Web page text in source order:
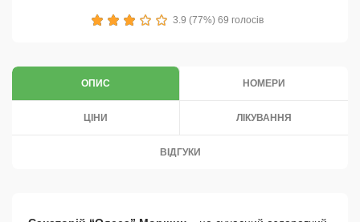
1 2 3 4 5 3.9 (77%) 69 голосів
ОПИС НОМЕРИ
ЦІНИ ЛІКУВАННЯ
ВІДГУКИ